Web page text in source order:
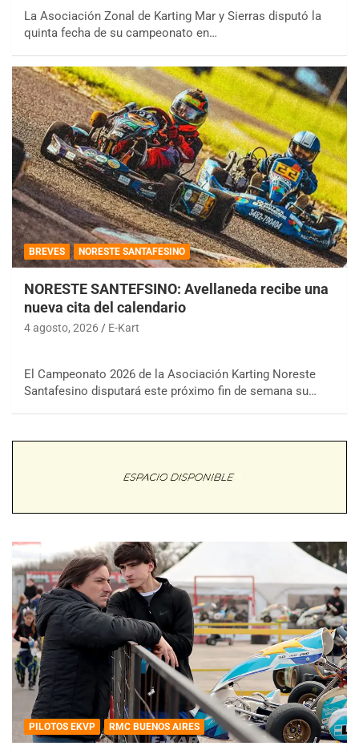
La Asociación Zonal de Karting Mar y Sierras disputó la
quinta fecha de su campeonato en…
BREVES NORESTE SANTAFESINO
NORESTE SANTEFSINO: Avellaneda recibe una
nueva cita del calendario
4 agosto, 2026 E-Kart
El Campeonato 2026 de la Asociación Karting Noreste
Santafesino disputará este próximo fin de semana su…
PILOTOS EKVP RMC BUENOS AIRES